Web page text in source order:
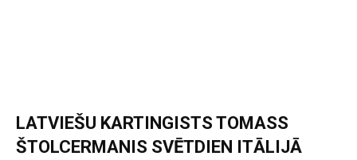
LATVIEŠU KARTINGISTS TOMASS
ŠTOLCERMANIS SVĒTDIEN ITĀLIJĀ